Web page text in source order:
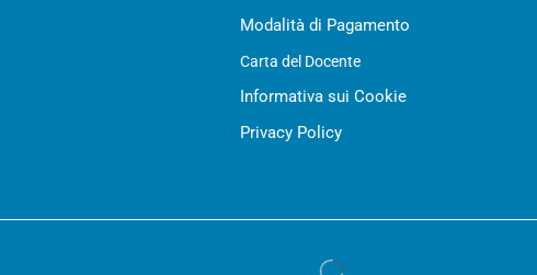
Modalità di Pagamento
Carta del Docente
Informativa sui Cookie
Privacy Policy